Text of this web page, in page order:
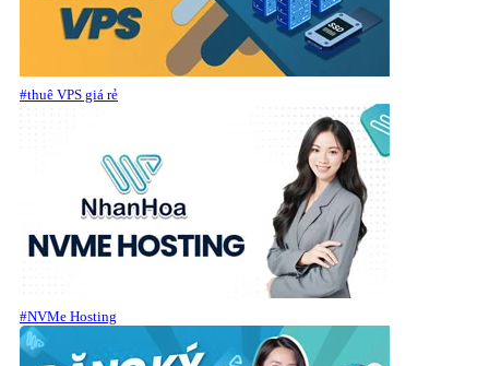
#thuê VPS giá rẻ
#NVMe Hosting